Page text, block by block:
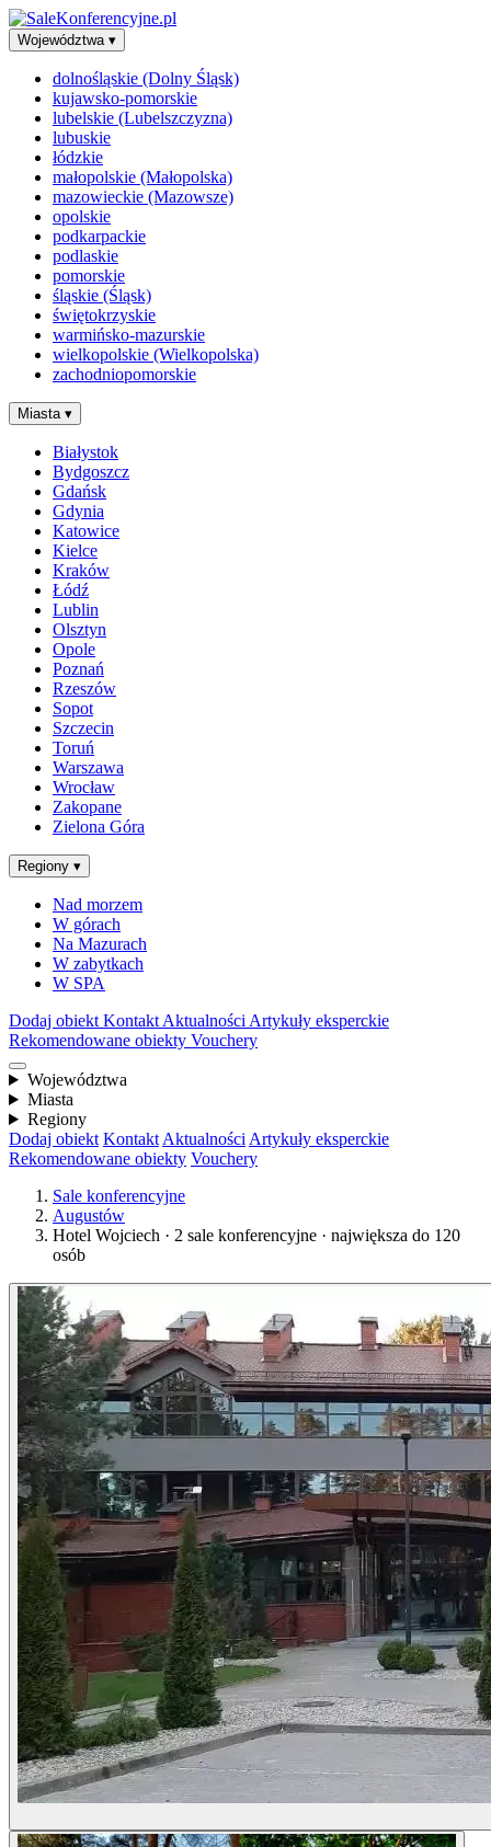
Województwa ▾
dolnośląskie (Dolny Śląsk)
kujawsko-pomorskie
lubelskie (Lubelszczyzna)
lubuskie
łódzkie
małopolskie (Małopolska)
mazowieckie (Mazowsze)
opolskie
podkarpackie
podlaskie
pomorskie
śląskie (Śląsk)
świętokrzyskie
warmińsko-mazurskie
wielkopolskie (Wielkopolska)
zachodniopomorskie
Miasta ▾
Białystok
Bydgoszcz
Gdańsk
Gdynia
Katowice
Kielce
Kraków
Łódź
Lublin
Olsztyn
Opole
Poznań
Rzeszów
Sopot
Szczecin
Toruń
Warszawa
Wrocław
Zakopane
Zielona Góra
Regiony ▾
Nad morzem
W górach
Na Mazurach
W zabytkach
W SPA
Dodaj obiekt Kontakt Aktualności Artykuły eksperckie
Rekomendowane obiekty Vouchery
Województwa
Miasta
Regiony
Dodaj obiekt Kontakt Aktualności Artykuły eksperckie
Rekomendowane obiekty Vouchery
Sale konferencyjne
Augustów
Hotel Wojciech · 2 sale konferencyjne · największa do 120
osób